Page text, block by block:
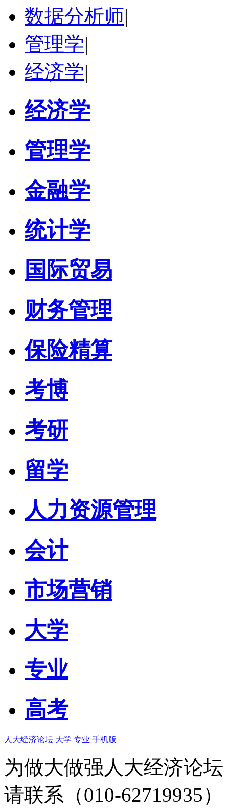
数据分析师|
管理学|
经济学|
经济学
管理学
金融学
统计学
国际贸易
财务管理
保险精算
考博
考研
留学
人力资源管理
会计
市场营销
大学
专业
高考
人大经济论坛 大学 专业 手机版
为做大做强人大经济论
请联系（010-62719935）